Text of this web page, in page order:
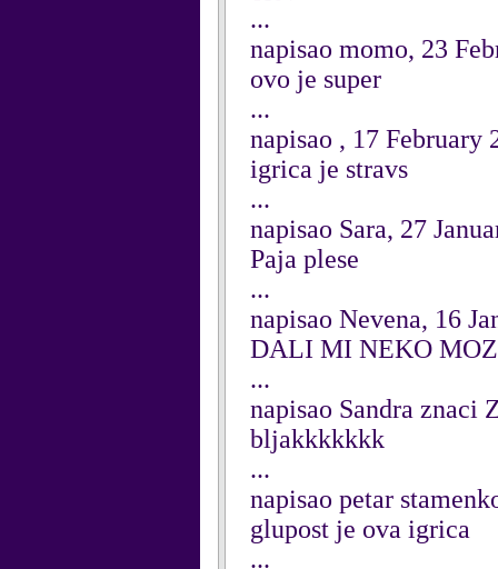
...
napisao momo, 23
ovo je super
...
napisao , 17 February
igrica je stravs
...
napisao Sara, 27
Paja plese
...
napisao Nevena, 16
DALI MI NEKO
...
napisao Sandra znaci
bljakkkkkkk
...
napisao petar
glupost je ova igrica
...